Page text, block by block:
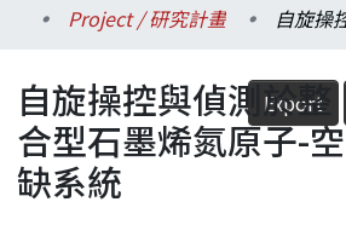
Research Outputs
Fundings & Projects
Researchers
Project / 研究計畫
Export
自旋操控與偵測於整
合型石墨烯氮原子-空
缺系統